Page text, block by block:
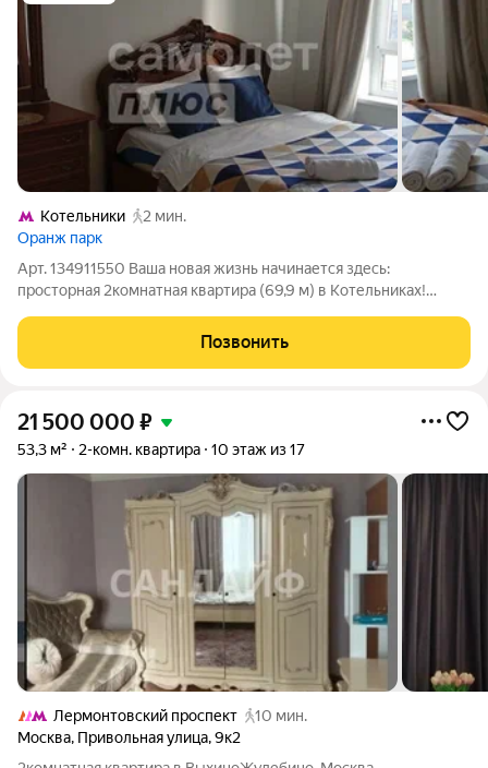
Котельники
2 мин.
Оранж парк
Арт. 134911550 Ваша новая жизнь начинается здесь:
просторная 2комнатная квартира (69,9 м) в Котельниках!
завтрак на вместительной кухне, а из окна открывается вид на
уютный двор с зелёными
Позвонить
21 500 000 ₽
53,3 м² 2-комн. квартира 10 этаж из 17
Лермонтовский проспект
10 мин.
Москва, Привольная улица,9к2